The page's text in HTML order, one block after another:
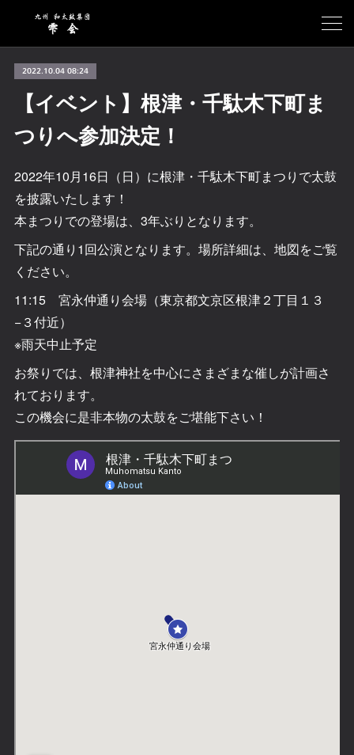
2022.10.04 08:24
【イベント】根津・千駄木下町ま
つりへ参加決定！
2022年10月16日（日）に根津・千駄木下町まつりで太鼓
を披露いたします！
本まつりでの登場は、3年ぶりとなります。
下記の通り1回公演となります。場所詳細は、地図をご覧
ください。
11:15 宮永仲通り会場（東京都文京区根津２丁目１３
−３付近）
※雨天中止予定
お祭りでは、根津神社を中心にさまざまな催しが計画さ
れております。
この機会に是非本物の太鼓をご堪能下さい！